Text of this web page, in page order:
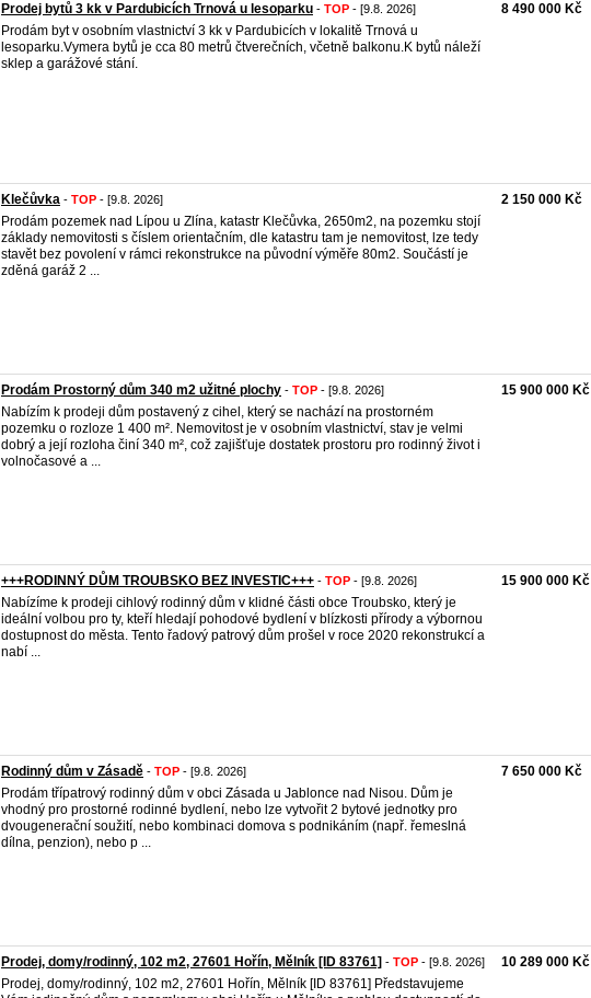
Prodej bytů 3 kk v Pardubicích Trnová u lesoparku - TOP - [9.8. 2026]
Prodám byt v osobním vlastnictví 3 kk v Pardubicích v lokalitě Trnová u
lesoparku.Vymera bytů je cca 80 metrů čtverečních, včetně balkonu.K bytů náleží
sklep a garážové stání.
8 490 000 Kč
Klečůvka - TOP - [9.8. 2026]
Prodám pozemek nad Lípou u Zlína, katastr Klečůvka, 2650m2, na pozemku stojí
základy nemovitosti s číslem orientačním, dle katastru tam je nemovitost, lze tedy
stavět bez povolení v rámci rekonstrukce na původní výměře 80m2. Součástí je
zděná garáž 2 ...
2 150 000 Kč
Prodám Prostorný dům 340 m2 užitné plochy - TOP - [9.8. 2026]
Nabízím k prodeji dům postavený z cihel, který se nachází na prostorném
pozemku o rozloze 1 400 m². Nemovitost je v osobním vlastnictví, stav je velmi
dobrý a její rozloha činí 340 m², což zajišťuje dostatek prostoru pro rodinný život i
volnočasové a ...
15 900 000 Kč
+++RODINNÝ DŮM TROUBSKO BEZ INVESTIC+++ - TOP - [9.8. 2026]
Nabízíme k prodeji cihlový rodinný dům v klidné části obce Troubsko, který je
ideální volbou pro ty, kteří hledají pohodové bydlení v blízkosti přírody a výbornou
dostupnost do města. Tento řadový patrový dům prošel v roce 2020 rekonstrukcí a
nabí ...
15 900 000 Kč
Rodinný dům v Zásadě - TOP - [9.8. 2026]
Prodám třípatrový rodinný dům v obci Zásada u Jablonce nad Nisou. Dům je
vhodný pro prostorné rodinné bydlení, nebo lze vytvořit 2 bytové jednotky pro
dvougenerační soužití, nebo kombinaci domova s podnikáním (např. řemeslná
dílna, penzion), nebo p ...
7 650 000 Kč
Prodej, domy/rodinný, 102 m2, 27601 Hořín, Mělník [ID 83761] - TOP - [9.8. 2026]
Prodej, domy/rodinný, 102 m2, 27601 Hořín, Mělník [ID 83761] Představujeme
10 289 000 Kč